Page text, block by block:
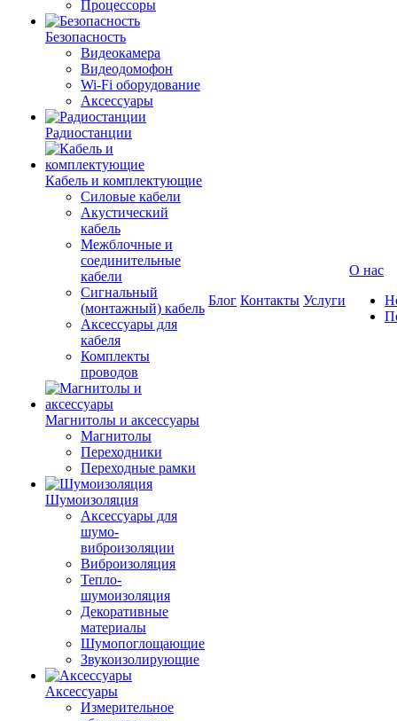
Процессоры
Безопасность
Видеокамера
Видеодомофон
Wi-Fi оборудование
Аксессуары
Радиостанции
Кабель и комплектующие
Силовые кабели
Акустический
кабель
Межблочные и
соединительные
кабели
Сигнальный
(монтажный) кабель
Аксессуары для
кабеля
Комплекты
проводов
Магнитолы и аксессуары
Магнитолы
Переходники
Переходные рамки
Шумоизоляция
Аксессуары для
шумо-
виброизоляции
Виброизоляция
Тепло-
шумоизоляция
Декоративные
материалы
Шумопоглощающие
Звукоизолирующие
Аксессуары
Измерительное
Блог Контакты Услуги
О нас